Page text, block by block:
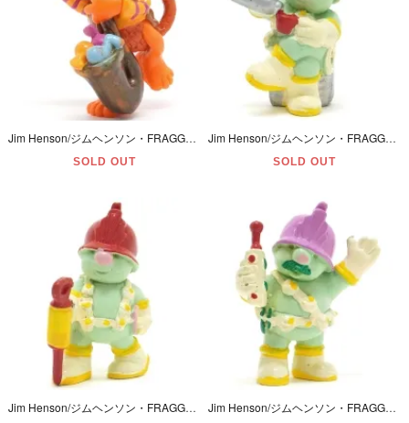
Jim Henson/ジムヘンソン・FRAGGLE ROCK/フラグルロック・APPLAUSE/アプローズ・PVCフィギュア 「Playing Musical・GOBO/ゴーボー」 1988年
SOLD OUT
Jim Henson/ジムヘンソン・FRAGGLE ROCK/フラグルロック・Schleich/シュライヒ・PVC Figure/フィギュア 「DOOZERS/ドーザー・魔法瓶」 1983年・西ドイツ
SOLD OUT
Jim Henson/ジムヘンソン・FRAGGLE ROCK/フラグルロック・Schleich/シュライヒ・PVC Figure/フィギュア 「DOOZERS/ドーザー・ドリル」 1983年・西ドイツ Jim Henson/ジムヘンソン・FRAGGLE ROCK/フラグルロック・Schleich/シュライヒ・PVC Figure/フィギュア「DOOZERS/ドーザー・トランシーバー」83年・西ドイツ